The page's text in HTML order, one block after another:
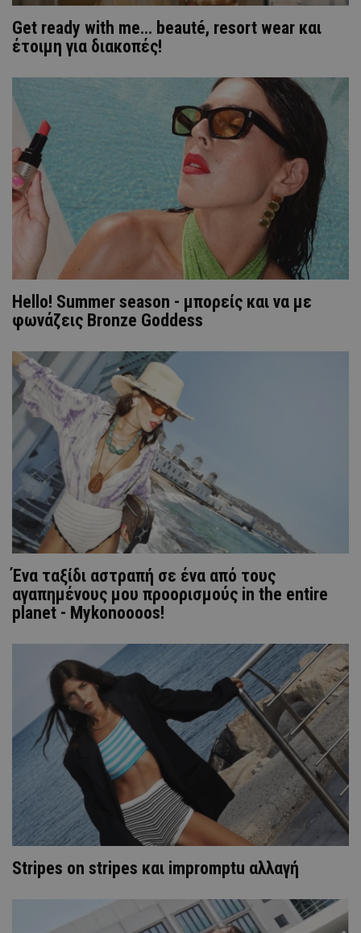
Get ready with me... beauté, resort wear και
έτοιμη για διακοπές!
Hello! Summer season - μπορείς και να με
φωνάζεις Bronze Goddess
Ένα ταξίδι αστραπή σε ένα από τους
αγαπημένους μου προορισμούς in the entire
planet - Mykonoooos!
Stripes on stripes και impromptu αλλαγή